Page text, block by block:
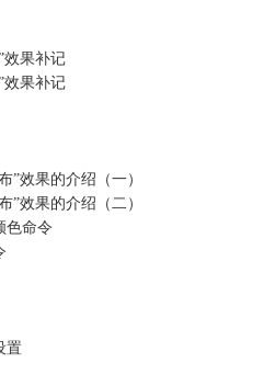
效果补记
效果补记
”效果的介绍（一）
”效果的介绍（二）
色命令
置